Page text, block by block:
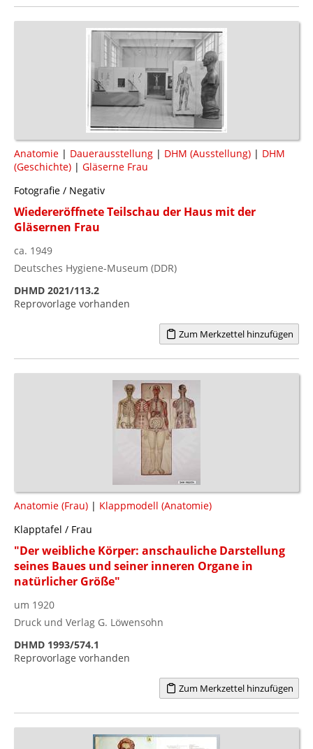
Anatomie | Dauerausstellung | DHM (Ausstellung) | DHM
(Geschichte) | Gläserne Frau
Fotografie / Negativ
Wiedereröffnete Teilschau der Haus mit der
Gläsernen Frau
ca. 1949
Deutsches Hygiene-Museum (DDR)
DHMD 2021/113.2
Reprovorlage vorhanden
Zum Merkzettel hinzufügen
Anatomie (Frau) | Klappmodell (Anatomie)
Klapptafel / Frau
"Der weibliche Körper: anschauliche Darstellung
seines Baues und seiner inneren Organe in
natürlicher Größe"
um 1920
Druck und Verlag G. Löwensohn
DHMD 1993/574.1
Reprovorlage vorhanden
Zum Merkzettel hinzufügen